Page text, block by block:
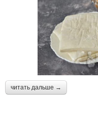
читать дальше →